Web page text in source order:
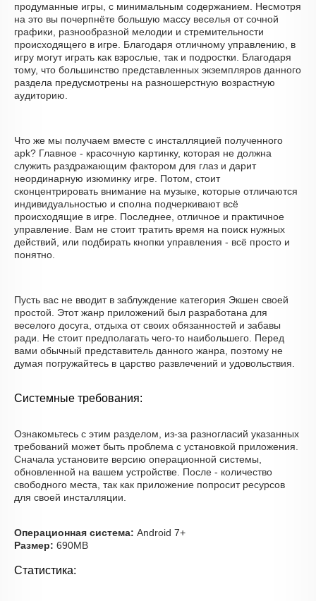
продуманные игры, с минимальным содержанием. Несмотря
на это вы почерпнёте большую массу веселья от сочной
графики, разнообразной мелодии и стремительности
происходящего в игре. Благодаря отличному управлению, в
игру могут играть как взрослые, так и подростки. Благодаря
тому, что большинство представленных экземпляров данного
раздела предусмотрены на разношерстную возрастную
аудиторию.
Что же мы получаем вместе с инсталляцией полученного
apk? Главное - красочную картинку, которая не должна
служить раздражающим фактором для глаз и дарит
неординарную изюминку игре. Потом, стоит
сконцентрировать внимание на музыке, которые отличаются
индивидуальностью и сполна подчеркивают всё
происходящие в игре. Последнее, отличное и практичное
управление. Вам не стоит тратить время на поиск нужных
действий, или подбирать кнопки управления - всё просто и
понятно.
Пусть вас не вводит в заблуждение категория Экшен своей
простой. Этот жанр приложений был разработана для
веселого досуга, отдыха от своих обязанностей и забавы
ради. Не стоит предполагать чего-то наибольшего. Перед
вами обычный представитель данного жанра, поэтому не
думая погружайтесь в царство развлечений и удовольствия.
Системные требования:
Ознакомьтесь с этим разделом, из-за разногласий указанных
требований может быть проблема с установкой приложения.
Сначала установите версию операционной системы,
обновленной на вашем устройстве. После - количество
свободного места, так как приложение попросит ресурсов
для своей инсталляции.
Операционная система: Android 7+
Размер: 690MB
Статистика: